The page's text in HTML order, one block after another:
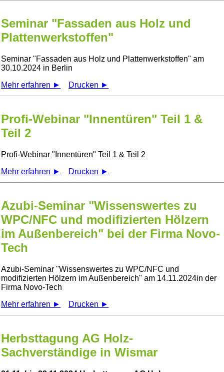
Seminar "Fassaden aus Holz und
Plattenwerkstoffen"
Seminar Fassaden aus Holz und Plattenwerkstoffen
am
30.10.2024 in Berlin
Mehr erfahren ►
Drucken ►
Profi-Webinar "Innentüren" Teil 1 &
Teil 2
Profi-Webinar Innentüren
Teil 1 & Teil 2
Mehr erfahren ►
Drucken ►
Azubi-Seminar "Wissenswertes zu
WPC/NFC und modifizierten Hölzern
im Außenbereich" bei der Firma Novo-
Tech
Azubi-Seminar Wissenswertes zu WPC/NFC und
modifizierten Hölzern im Außenbereich
am 14.11.2024in der
Firma Novo-Tech
Mehr erfahren ►
Drucken ►
Herbsttagung AG Holz-
Sachverständige in Wismar